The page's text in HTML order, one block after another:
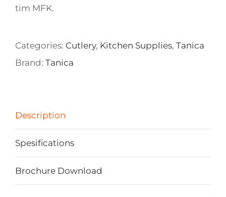
tim MFK.
Categories: Cutlery, Kitchen Supplies, Tanica
Brand: Tanica
Description
Spesifications
Brochure Download